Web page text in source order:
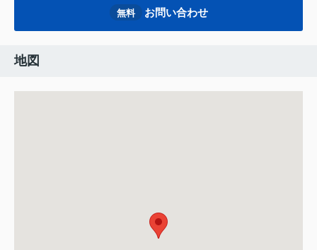
無料 お問い合わせ
地図